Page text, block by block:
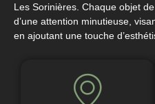
Les Sorinières. Chaque objet
d’une attention minutieuse,
en ajoutant une touche